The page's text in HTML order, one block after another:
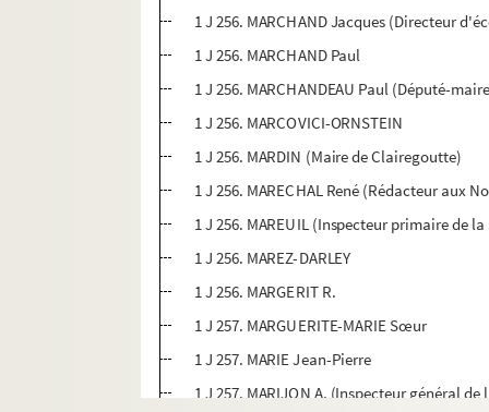
1 J 256. MARCHAND Jacques (Directeur
1 J 256. MARCHAND Paul
1 J 256. MARCHANDEAU Paul (Député-
1 J 256. MARCOVICI-ORNSTEIN
1 J 256. MARDIN (Maire de Clairegoutte)
1 J 256. MARECHAL René (Rédacteur aux
1 J 256. MAREUIL (Inspecteur primaire de
1 J 256. MAREZ-DARLEY
1 J 256. MARGERIT R.
1 J 257. MARGUERITE-MARIE Sœur
1 J 257. MARIE Jean-Pierre
1 J 257. MARIJON A. (Inspecteur général